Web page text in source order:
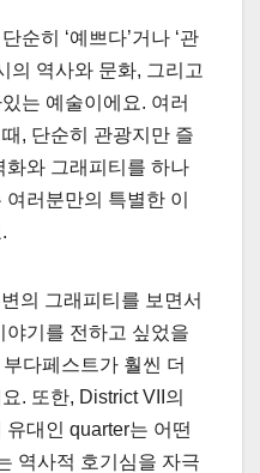
순히 ‘예쁘다’거나 ‘관
의 역사와 문화, 그리고
는 예술이에요. 여러
, 단순히 관광지만 즐
화와 그래피티를 하나
러분만의 특별한 이
의 그래피티를 보면서
야기를 전하고 싶었을
다페스트가 훨씬 더
. 또한, District VII의
유대인 quarter는 어떤
역사적 호기심을 자극